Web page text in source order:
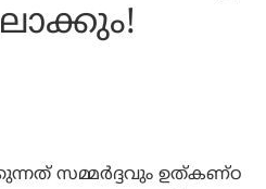
സമ്മര്‍ദ്ദവും ഉത്കണ്ഠ